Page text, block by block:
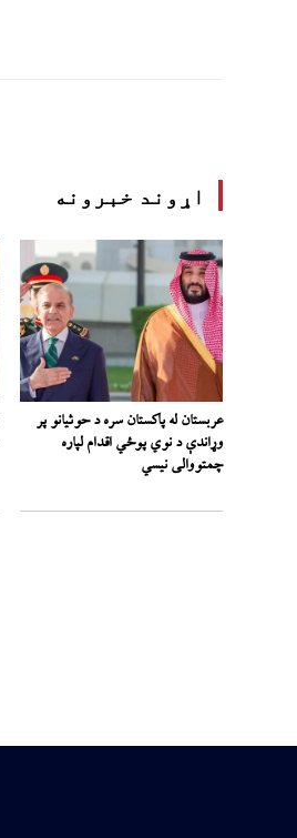
اړوند خبرونه
عربستان له پاکستان سره د حوثیانو پر
وړاندې د نوي پوځي اقدام لپاره
چمتووالی نیسي